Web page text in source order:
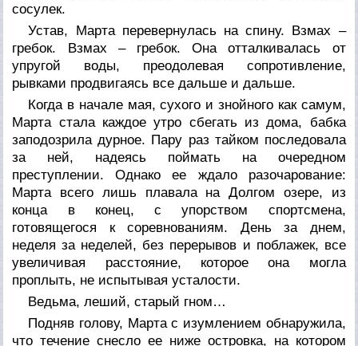
сосулек.
Устав, Марта перевернулась на спину. Взмах –
гребок. Взмах – гребок. Она отталкивалась от
упругой воды, преодолевая сопротивление,
рывками продвигаясь все дальше и дальше.
Когда в начале мая, сухого и знойного как самум,
Марта стала каждое утро сбегать из дома, бабка
заподозрила дурное. Пару раз тайком последовала
за ней, надеясь поймать на очередном
преступлении. Однако ее ждало разочарование:
Марта всего лишь плавала на Долгом озере, из
конца в конец, с упорством спортсмена,
готовящегося к соревнованиям. День за днем,
неделя за неделей, без перерывов и поблажек, все
увеличивая расстояние, которое она могла
проплыть, не испытывая усталости.
Ведьма, леший, старый гном…
Подняв голову, Марта с изумлением обнаружила,
что течение снесло ее ниже островка, на котором